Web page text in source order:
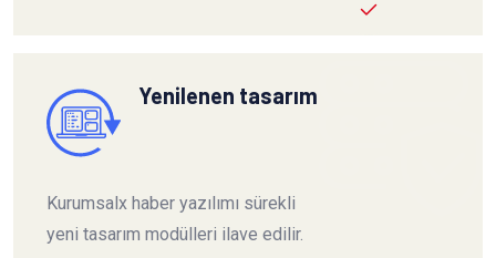
Yenilenen tasarım
Kurumsalx haber yazılımı sürekli
yeni tasarım modülleri ilave edilir.